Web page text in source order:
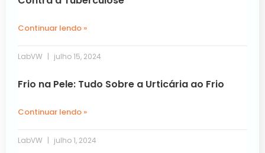
Continuar lendo »
LabVW julho 15, 2024
Frio na Pele: Tudo Sobre a Urticária ao Frio
Continuar lendo »
LabVW julho 1, 2024